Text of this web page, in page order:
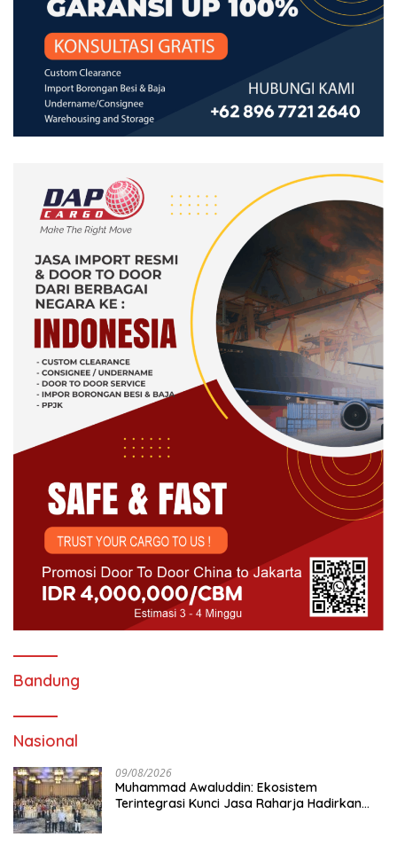
Bandung
Nasional
09/08/2026
Muhammad Awaluddin: Ekosistem
Terintegrasi Kunci Jasa Raharja Hadirkan